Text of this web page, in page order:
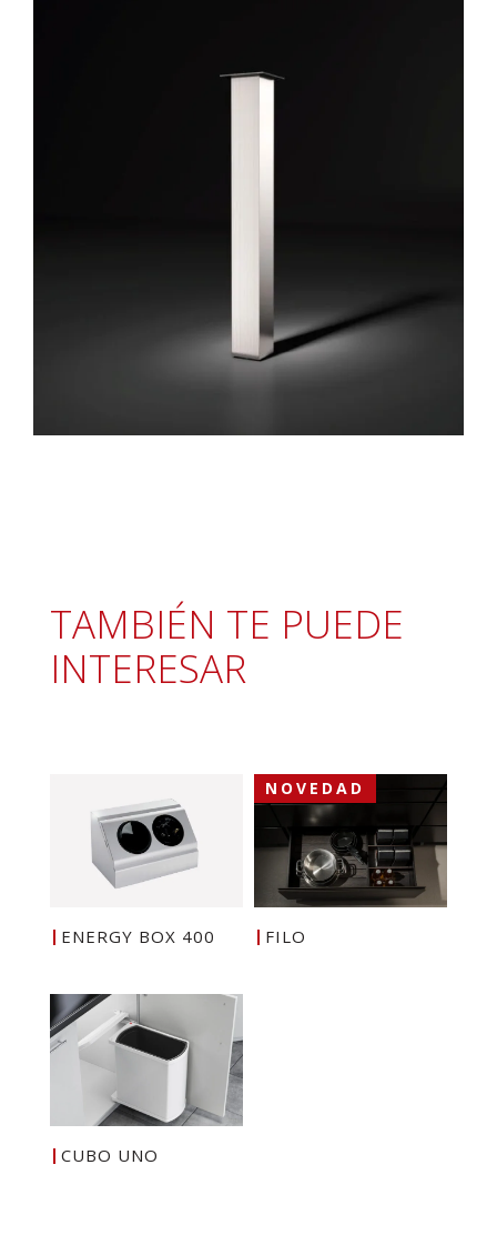
TAMBIÉN TE PUEDE
INTERESAR
ENERGY BOX 400
NOVEDAD
FILO
CUBO UNO